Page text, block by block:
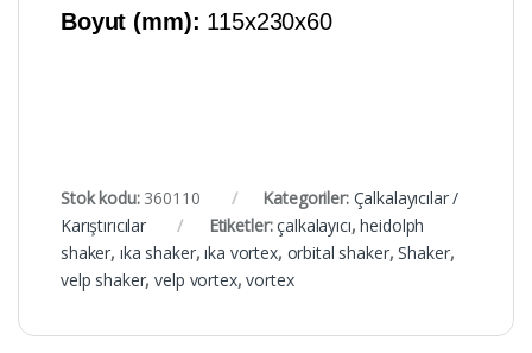
Boyut (mm): 115x230x60
Stok kodu: 360110 Kategoriler: Çalkalayıcılar /
Karıştırıcılar
Etiketler:çalkalayıcı,heidolph
shaker, ıka shaker,ıka vortex, orbital shaker,Shaker,
velp shaker,velp vortex,vortex